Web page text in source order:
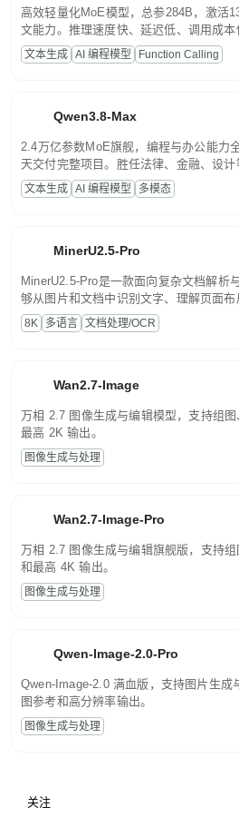
高效轻量化MoE模型，总参284B，激活
文能力。推理速度快、延迟低、调用成
高并发、轻量化任务，适合日常对话、内
文案处理等普惠刚需场景。
文本生成 AI 编程模型 Function Calling
Qwen3.8-Max
2.4万亿参数MoE旗舰，编程与办公能力
天交付完整项目。胜任法律、金融、设
话端到端交付生产级成果。原生视觉理解
程，支持超长文档与长视频的深度语义解
文本生成 AI 编程模型 多模态
MinerU2.5-Pro
MinerU2.5-Pro是一款面向复杂文档解析
够从图片和文档中识别文字、理解页面
为便于存储、检索和二次处理的结构化结
8K 多语言 文档处理/OCR
Wan2.7-Image
万相 2.7 图像生成与编辑模型，支持组
最高 2K 输出。
图像生成与处理
Wan2.7-Image-Pro
万相 2.7 图像生成与编辑旗舰版，支持
和最高 4K 输出。
图像生成与处理
Qwen-Image-2.0-Pro
Qwen-Image-2.0 满血版，支持图片生成
图参考和高分辨率输出。
图像生成与处理
关注